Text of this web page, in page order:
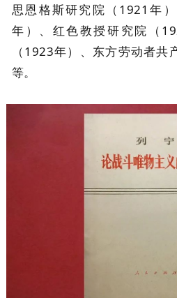
思恩格斯研究院（1921年
年）、红色教授研究院（
（1923年）、东方劳动者共
等。